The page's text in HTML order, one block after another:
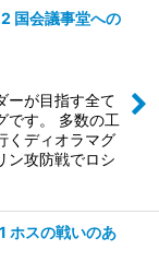
国会議事堂への
ーが目指す全て
です。 多数の工
くディオラマグ
ン攻防戦でロシ
ホスの戦いのあ